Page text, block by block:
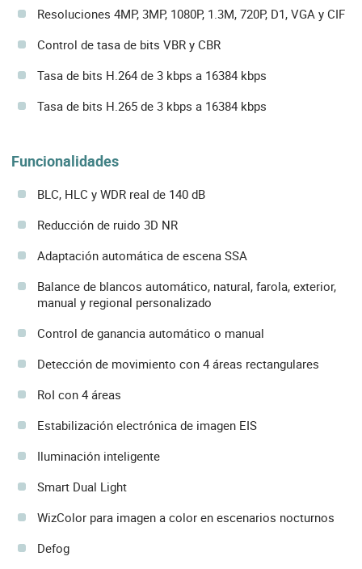
Resoluciones 4MP, 3MP, 1080P, 1.3M, 720P, D1, VGA y CIF
Control de tasa de bits VBR y CBR
Tasa de bits H.264 de 3 kbps a 16384 kbps
Tasa de bits H.265 de 3 kbps a 16384 kbps
Funcionalidades
BLC, HLC y WDR real de 140 dB
Reducción de ruido 3D NR
Adaptación automática de escena SSA
Balance de blancos automático, natural, farola, exterior,
manual y regional personalizado
Control de ganancia automático o manual
Detección de movimiento con 4 áreas rectangulares
RoI con 4 áreas
Estabilización electrónica de imagen EIS
Iluminación inteligente
Smart Dual Light
WizColor para imagen a color en escenarios nocturnos
Defog